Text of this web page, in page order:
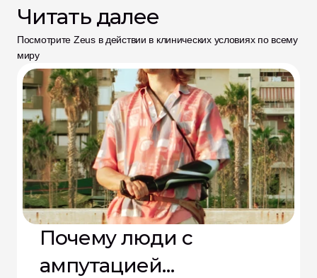
Читать далее
Посмотрите Zeus в действии в клинических условиях по всему
миру
Почему люди с
ампутацией